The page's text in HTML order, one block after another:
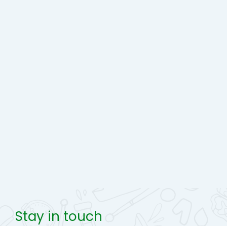
Stay in touch